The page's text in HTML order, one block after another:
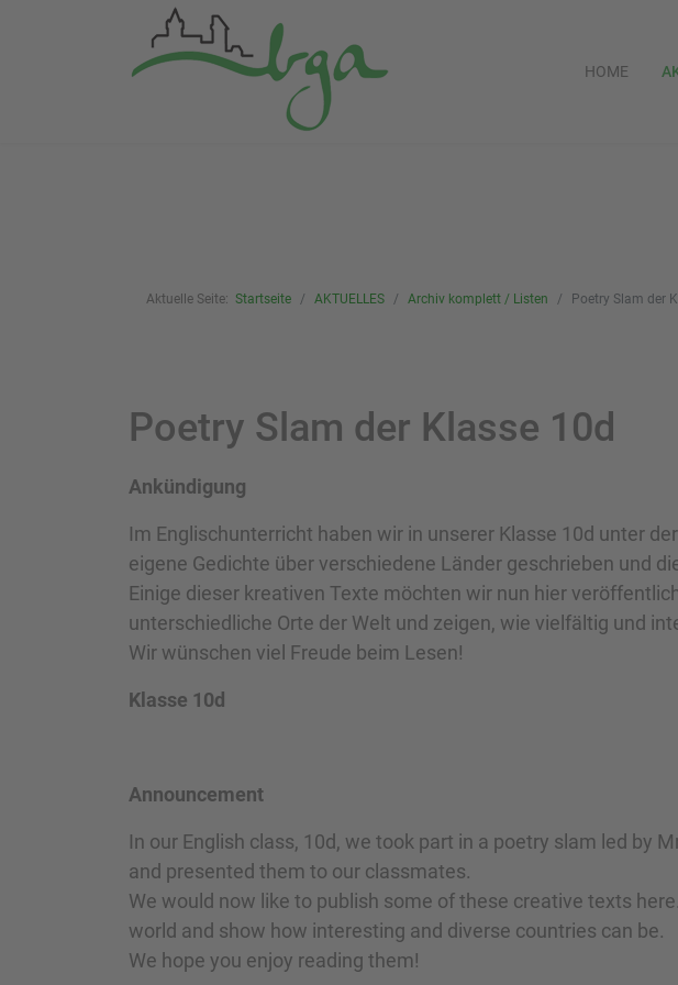
HOME
Aktuelle Seite: Startseite AKTUELLES Archiv komplett / Listen Poetry Slam der
Poetry Slam der Klasse 10d
Ankündigung
Im Englischunterricht haben wir in unserer Klasse 10d unter
eigene Gedichte über verschiedene Länder geschrieben und
Einige dieser kreativen Texte möchten wir nun hier
unterschiedliche Orte der Welt und zeigen, wie vielfältig und
Wir wünschen viel Freude beim Lesen!
Klasse 10d
Announcement
In our English class, 10d, we took part in a poetry slam led by
and presented them to our classmates.
We would now like to publish some of these creative texts
world and show how interesting and diverse countries can be.
We hope you enjoy reading them!